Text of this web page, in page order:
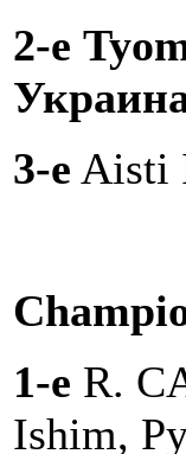
2-е
3-e Aisti
1-e R.
Ishim,